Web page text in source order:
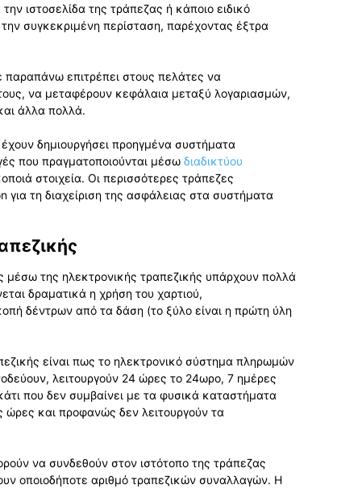
ιστοσελίδα της τράπεζας ή κάποιο ειδικό
συγκεκριμένη περίσταση, παρέχοντας έξτρα
επιτρέπει στους πελάτες να
να μεταφέρουν κεφάλαια μεταξύ λογαριασμών,
άλλα πολλά.
δημιουργήσει προηγμένα συστήματα
που πραγματοποιούνται μέσω διαδικτύου
στοιχεία. Οι περισσότερες τράπεζες
τη διαχείριση της ασφάλειας στα συστήματα
της ηλεκτρονικής τραπεζικής υπάρχουν πολλά
δραματικά η χρήση του χαρτιού,
δέντρων από τα δάση (το ξύλο είναι η πρώτη ύλη
είναι πως το ηλεκτρονικό σύστημα πληρωμών
λειτουργούν 24 ώρες το 24ωρο, 7 ημέρες
που δεν συμβαίνει με τα φυσικά καταστήματα
ώρες και προφανώς δεν λειτουργούν τα
να συνδεθούν στον ιστότοπο της τράπεζας
οποιοδήποτε αριθμό τραπεζικών συναλλαγών. Η